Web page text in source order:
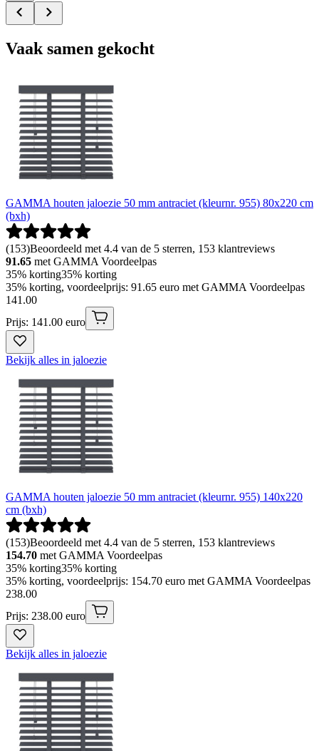
Vaak samen gekocht
GAMMA houten jaloezie 50 mm antraciet (kleurnr. 955) 80x220 cm
(bxh)
(153)Beoordeeld met 4.4 van de 5 sterren, 153 klantreviews
91.65 met GAMMA Voordeelpas
35% korting35% korting
35% korting, voordeelprijs: 91.65 euro met GAMMA Voordeelpas
141 .00
Prijs: 141.00 euro
Bekijk alles in jaloezie
GAMMA houten jaloezie 50 mm antraciet (kleurnr. 955) 140x220
cm (bxh)
(153)Beoordeeld met 4.4 van de 5 sterren, 153 klantreviews
154.70 met GAMMA Voordeelpas
35% korting35% korting
35% korting, voordeelprijs: 154.70 euro met GAMMA Voordeelpas
238.00
Prijs: 238.00 euro
Bekijk alles in jaloezie